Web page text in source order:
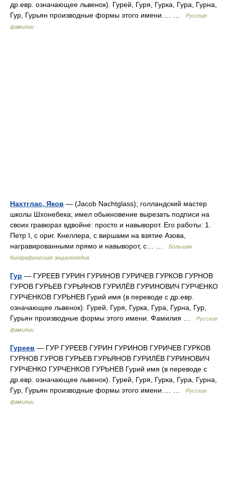
др.евр. означающее львенок). Гурей, Гуря, Гурка, Гура, Гурна,
Гур, Гурьян производные формы этого имени.… …
Русские
фамилии
Нахтглас, Яков — (Jacob Nachtglass); голландский мастер
школы Шхонебека; имел обыкновение вырезать подписи на
своих гравюрах вдвойне: просто и навыворот. Его работы: 1.
Петр I, с ориг. Кнеллера, с виршами на взятие Азова,
награвированными прямо и навыворот, с… …
Большая
биографическая энциклопедия
Гур — ГУРЕЕВ ГУРИН ГУРИНОВ ГУРИЧЕВ ГУРКОВ ГУРНОВ
ГУРОВ ГУРЬЕВ ГУРЬЯНОВ ГУРИЛЁВ ГУРИНОВИЧ ГУРЧЕНКО
ГУРЧЕНКОВ ГУРЬНЕВ Гурий имя (в переводе с др.евр.
означающее львенок). Гурей, Гуря, Гурка, Гура, Гурна, Гур,
Гурьян производные формы этого имени. Фамилия …
Русские
фамилии
Гуреев — ГУР ГУРЕЕВ ГУРИН ГУРИНОВ ГУРИЧЕВ ГУРКОВ
ГУРНОВ ГУРОВ ГУРЬЕВ ГУРЬЯНОВ ГУРИЛЁВ ГУРИНОВИЧ
ГУРЧЕНКО ГУРЧЕНКОВ ГУРЬНЕВ Гурий имя (в переводе с
др.евр. означающее львенок). Гурей, Гуря, Гурка, Гура, Гурна,
Гур, Гурьян производные формы этого имени.… …
Русские
фамилии